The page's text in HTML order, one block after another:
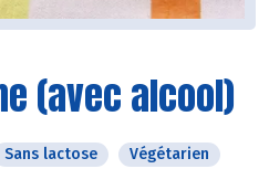
(avec alcool)
Sans lactose Végétarien